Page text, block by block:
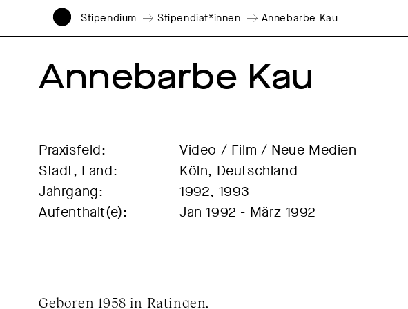
Stipendium Stipendiat*innen Annebarbe Kau
Annebarbe Kau
Praxisfeld:
Video / Film / Neue Medien
Stadt, Land:
Köln, Deutschland
Jahrgang:
1992, 1993
Aufenthalt(e):
Jan 1992 - März 1992
Geboren 1958 in Ratingen.